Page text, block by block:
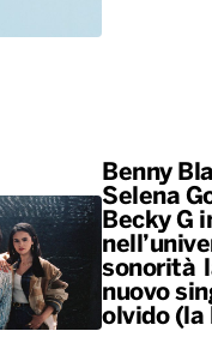
Benny
Selena
Becky G
sonorità
nuovo
olvido (la